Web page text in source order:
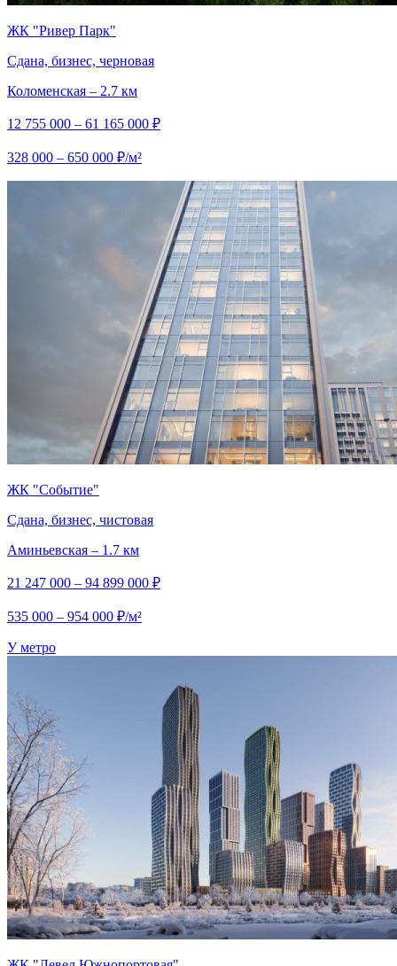
ЖК "Ривер Парк"
Сдана, бизнес, черновая
Коломенская – 2.7 км
12 755 000 – 61 165 000 ₽
328 000 – 650 000 ₽/м²
ЖК "Событие"
Сдана, бизнес, чистовая
Аминьевская – 1.7 км
21 247 000 – 94 899 000 ₽
535 000 – 954 000 ₽/м²
У метро